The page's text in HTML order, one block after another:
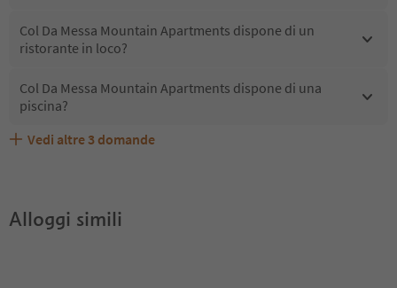
Col Da Messa Mountain Apartments dispone di un
ristorante in loco?
Col Da Messa Mountain Apartments dispone di una
piscina?
Col Da Messa Mountain Apartments accetta animali
Quali servizi/attività sono disponibili presso Col Da
Gli ospiti di Col Da Messa Mountain Apartments ricevono
Vedi altre 3 domande
Alloggi simili